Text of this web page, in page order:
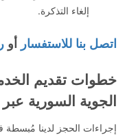
إلغاء التذكرة.
اتصل بنا للاستفسار أو
خطوات تقديم
الجوية السورية
إجراءات الحجز لدينا